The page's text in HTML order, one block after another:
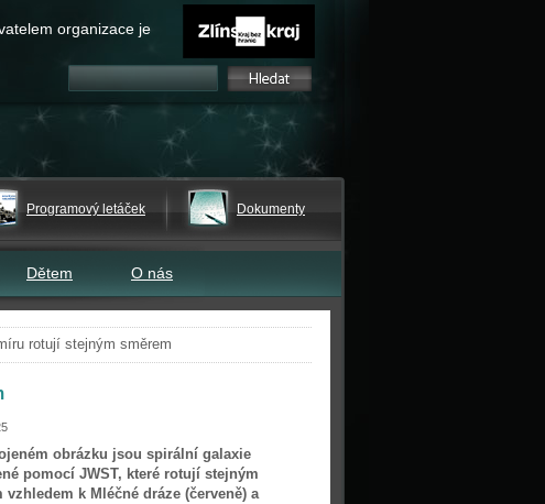
organizace je
Programový letáček Dokumenty
Dětem O nás
rotují stejným směrem
obrázku jsou spirální galaxie
pomocí JWST, které rotují stejným
vzhledem k Mléčné dráze (červeně) a